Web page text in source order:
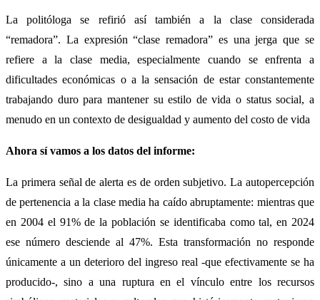
La politóloga se refirió así también a la clase considerada
“remadora”. La expresión “clase remadora” es una jerga que se
refiere a la clase media, especialmente cuando se enfrenta a
dificultades económicas o a la sensación de estar constantemente
trabajando duro para mantener su estilo de vida o status social, a
menudo en un contexto de desigualdad y aumento del costo de vida
Ahora sí vamos a los datos del informe:
La primera señal de alerta es de orden subjetivo. La autopercepción
de pertenencia a la clase media ha caído abruptamente: mientras que
en 2004 el 91% de la población se identificaba como tal, en 2024
ese número desciende al 47%. Esta transformación no responde
únicamente a un deterioro del ingreso real -que efectivamente se ha
producido-, sino a una ruptura en el vínculo entre los recursos